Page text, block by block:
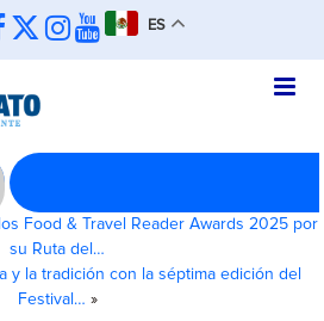
ES
Food & Travel Reader Awards 2025 por
su Ruta del…
y la tradición con la séptima edición del
Festival… »